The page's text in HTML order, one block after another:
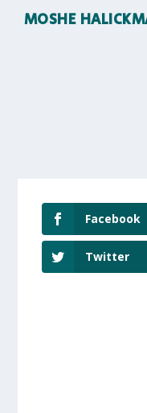
MOSHE
Facebook
Twitter